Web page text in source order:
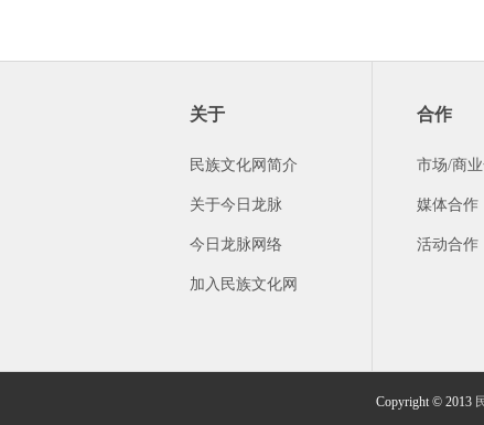
关于
民族文化网简介
关于今日龙脉
今日龙脉网络
加入民族文化网
合作
市场/商
媒体合作
活动合作
Copyright © 2013